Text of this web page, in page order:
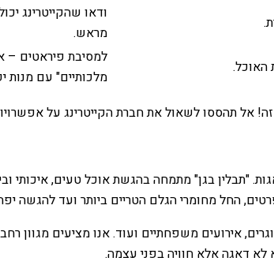
ודאו שהקייטרינג
מראש.
האוכל.
למסיבת פיראטים –
מלכותיים" עם מנות
אל תהססו לשאול את חברת הקייטרינג על
"תבלין בגן" מתמחה בהגשת אוכל טעים, איכותי
החל מחומרי הגלם הטריים ביותר ועד להגשה
אירועים משפחתיים ועוד. אנו מציעים מגוון
דאגה אלא חוויה בפני עצמה.